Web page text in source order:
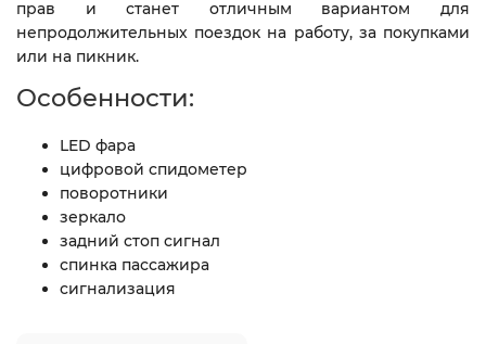
прав и станет отличным вариантом для
непродолжительных поездок на работу, за покупками
или на пикник.
Особенности:
LED фара
цифровой спидометер
поворотники
зеркало
задний стоп сигнал
спинка пассажира
сигнализация